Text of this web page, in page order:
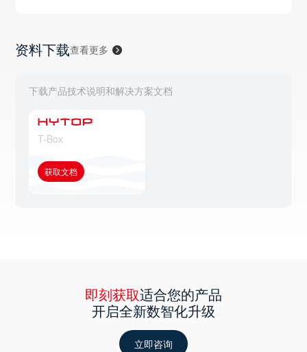
资料下载查看更多
下载产品技术说明和解决方案文档
T-Box
获取文档
即刻获取适合您的产品
开启全新数智化升级
立即咨询